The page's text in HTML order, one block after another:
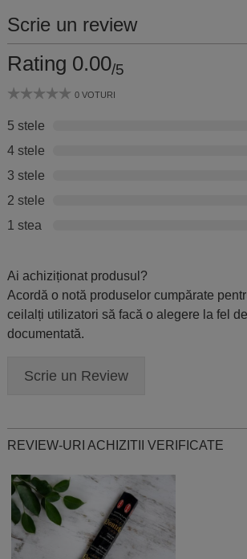
Scrie un review
Rating 0.00/5
0 VOTURI
5 stele
4 stele
3 stele
2 stele
1 stea
Ai achiziționat produsul?
Acordă o notă produselor cumpărate
ceilalți utilizatori să facă o alegere la fel
documentată.
Scrie un Review
REVIEW-URI ACHIZITII VERIFICATE